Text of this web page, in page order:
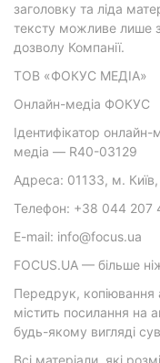
заголовку та ліда
тексту можливе лише
дозволу Компанії.
ТОВ «ФОКУС МЕДІА»
Онлайн-медіа ФОКУС
Ідентифікатор онлайн-
медіа — R40-03129
Адреса: 01133, м. Київ,
Телефон: +38 044 207
E-mail: info@focus.ua
FOCUS.UA — більше
Передрук, копіювання
містить посилання на
будь-якому вигляді
Всі матеріали, які